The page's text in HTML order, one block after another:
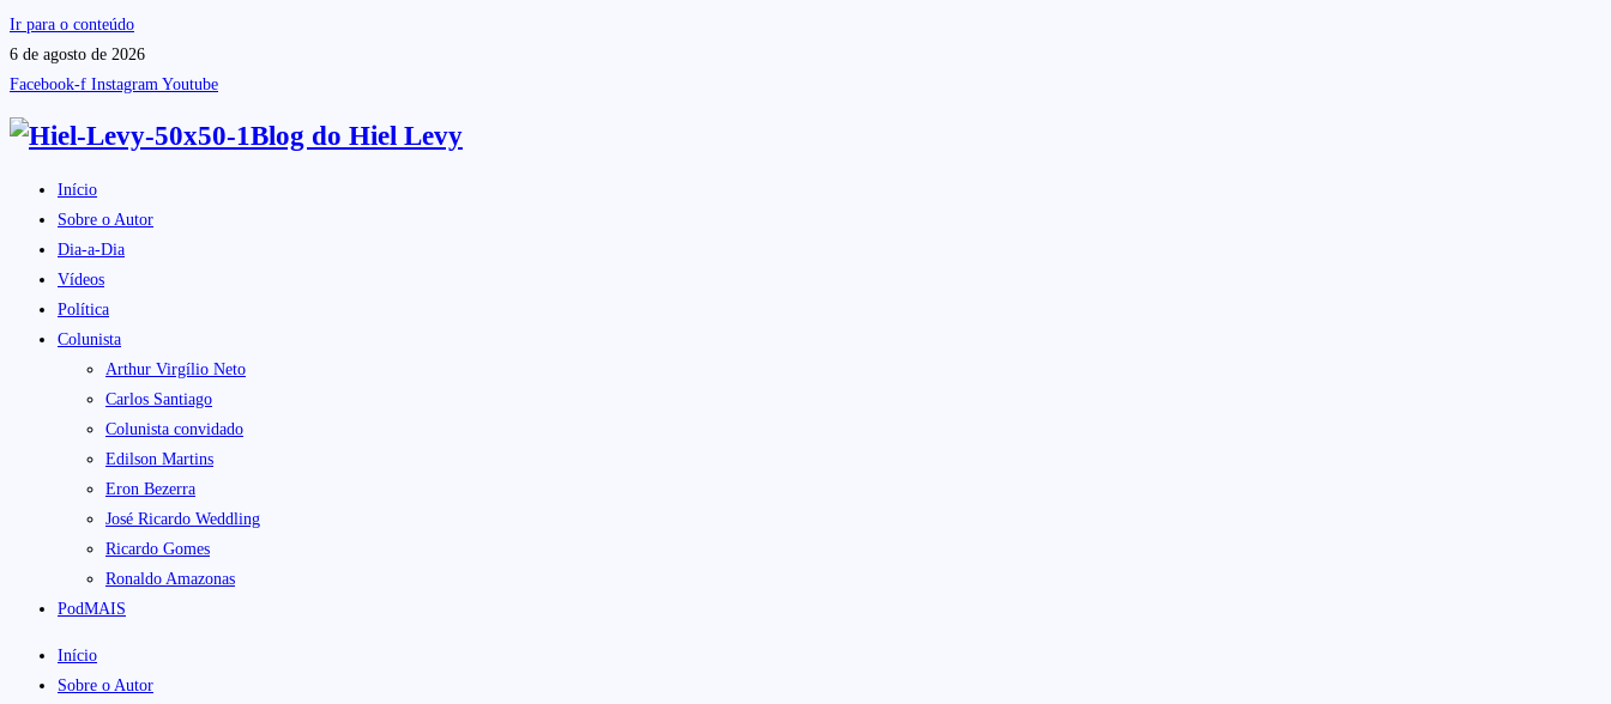
Ir para o conteúdo
6 de agosto de 2026
Facebook-f Instagram Youtube
Blog do Hiel Levy
Início
Sobre o Autor
Dia-a-Dia
Vídeos
Política
Colunista
Arthur Virgílio Neto
Carlos Santiago
Colunista convidado
Edilson Martins
Eron Bezerra
José Ricardo Weddling
Ricardo Gomes
Ronaldo Amazonas
PodMAIS
Início
Sobre o Autor